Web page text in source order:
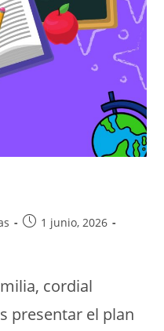
1 junio, 2026
cordial
presentar el plan